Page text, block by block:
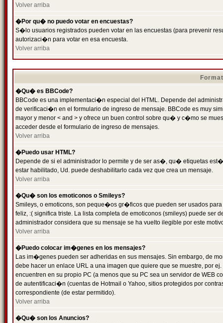
Volver arriba
�Por qu� no puedo votar en encuestas?
S�lo usuarios registrados pueden votar en las encuestas (para prevenir
autorizaci�n para votar en esa encuesta.
Volver arriba
�Qu� es BBCode?
BBCode es una implementaci�n especial del HTML. Depende del
de verificaci�n en el formulario de ingreso de mensaje. BBCode es muy
mayor y menor < and > y ofrece un buen control sobre qu� y c�mo se
acceder desde el formulario de ingreso de mensajes.
Volver arriba
�Puedo usar HTML?
Depende de si el administrador lo permite y de ser as�, qu� etiquetas
estar habilitado, Ud. puede deshabilitarlo cada vez que crea un mensaje.
Volver arriba
�Qu� son los emoticonos o Smileys?
Smileys, o emoticons, son peque�os gr�ficos que pueden ser usados
feliz, :( significa triste. La lista completa de emoticonos (smileys) puede
administrador considera que su mensaje se ha vuelto ilegible por este
Volver arriba
�Puedo colocar im�genes en los mensajes?
Las im�genes pueden ser adheridas en sus mensajes. Sin embargo, de
debe hacer un enlace URL a una imagen que quiere que se muestre, por
encuentren en su propio PC (a menos que su PC sea un servidor de
de autentificaci�n (cuentas de Hotmail o Yahoo, sitios protegidos por
correspondiente (de estar permitido).
Volver arriba
�Qu� son los Anuncios?